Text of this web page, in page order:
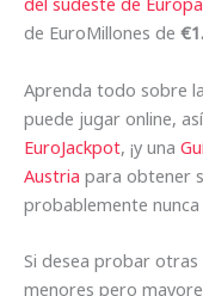
de EuroMillones de
Aprenda todo sobre
puede jugar online,
EuroJackpot, ¡y una
Austria para obtener
probablemente
Si desea probar
menores pero